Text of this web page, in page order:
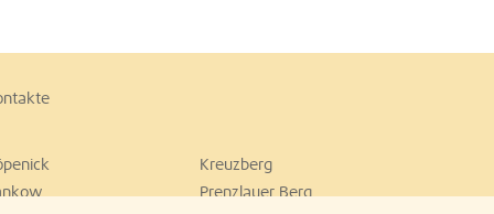
Kreuzberg
Prenzlauer Berg